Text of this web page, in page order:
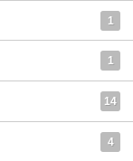
1
1
14
4